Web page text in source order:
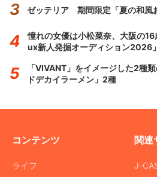
ゼッテリア 期間限定「夏の和風
憧れの女優は小松菜奈、大阪の
ux新人発掘オーディション2026
「VIVANT」をイメージした2種
ドデカイラーメン」2種
コンテンツ
ライフ
関連
J-